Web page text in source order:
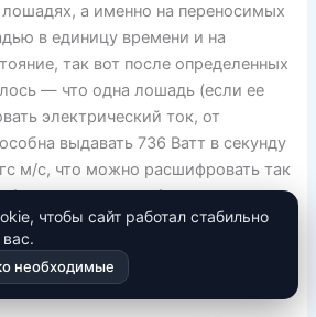
лошадях, а именно на переносимых
в единицу времени и на
так вот после определенных
— что одна лошадь (если ее
электрический ток, от
выдавать 736 Ватт в секунду
м/с, что можно расшифровать так
метр высоты, за 1 секунду
«ватты» в «лошадиные
большой расчет, но
получается 1кВт=1000Вт=1,36л.с.
чтобы сайт работал стабильно
необходимые